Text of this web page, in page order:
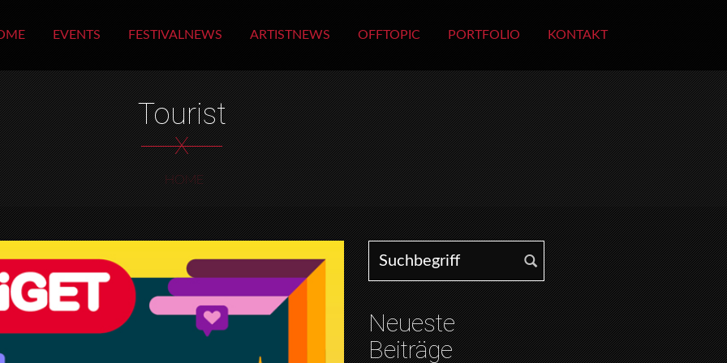
EVENTS FESTIVALNEWS ARTISTNEWS OFFTOPIC PORTFOLIO KONTAKT
Tourist
X
HOME
Search for:
Neueste
Beiträge